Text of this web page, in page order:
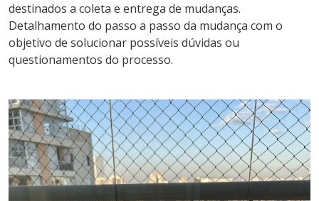
destinados a coleta e entrega de mudanças.
Detalhamento do passo a passo da mudança com o
objetivo de solucionar possíveis dúvidas ou
questionamentos do processo.